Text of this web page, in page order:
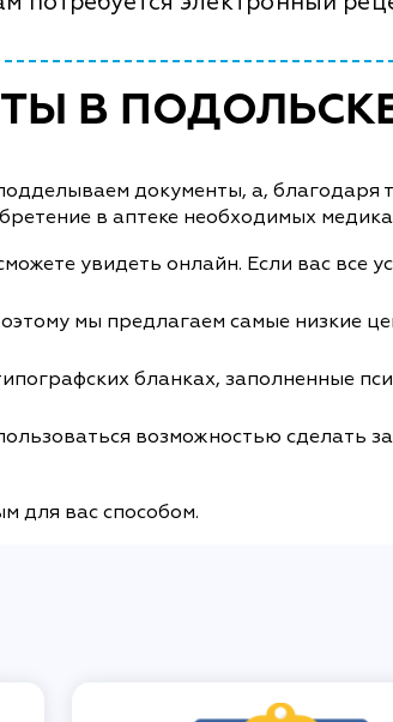
В
документы, а, благодаря
в аптеке необходимых
увидеть онлайн. Если вас все
мы предлагаем самые низкие
бланках, заполненные
возможностью сделать
для вас способом.